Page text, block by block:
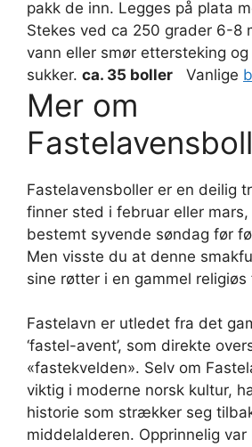
pakk de inn. Legges på plata
Stekes ved ca 250 grader 6-8
vann eller smør ettersteking
sukker. ca. 35 boller Vanlige
Mer om
Fastelavensboller er en deilig
finner sted i februar eller
bestemt syvende søndag før
Men visste du at denne
sine røtter i en gammel religiøs
Fastelavn er utledet fra det
‘fastel-avent’, som direkte
«fastekvelden». Selv om
viktig i moderne norsk kultur,
historie som strækker seg
middelalderen. Opprinnelig var